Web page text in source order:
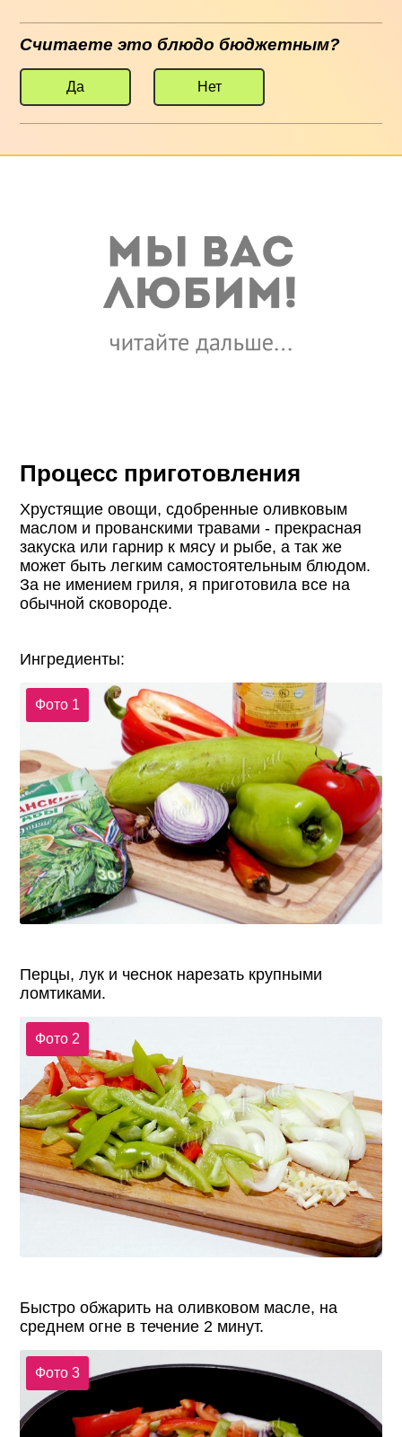
Считаете это блюдо бюджетным?
Да Нет
Процесс приготовления
Хрустящие овощи, сдобренные оливковым
маслом и прованскими травами - прекрасная
закуска или гарнир к мясу и рыбе, а так же
может быть легким самостоятельным блюдом.
За не имением гриля, я приготовила все на
обычной сковороде.
Ингредиенты:
Фото 1
Перцы, лук и чеснок нарезать крупными
ломтиками.
Фото 2
Быстро обжарить на оливковом масле, на
среднем огне в течение 2 минут.
Фото 3